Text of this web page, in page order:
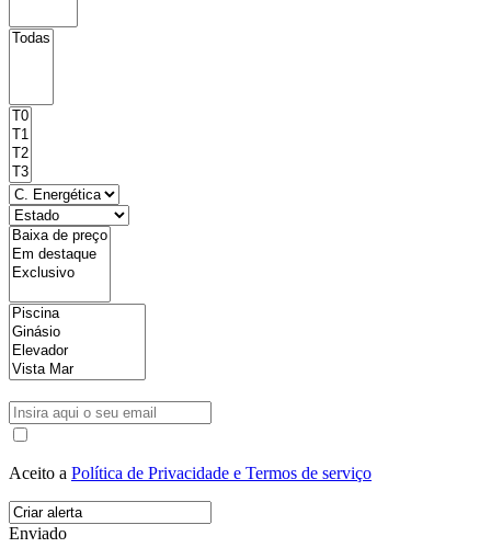
Aceito a Política de Privacidade e Termos de serviço
Enviado